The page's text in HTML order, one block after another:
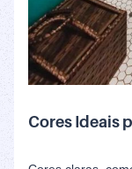
Cores Ideais